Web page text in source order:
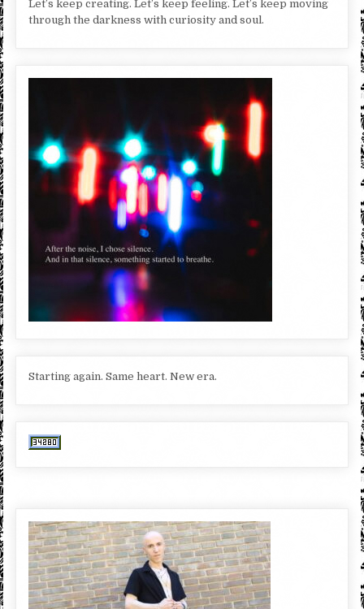
Let’s keep creating. Let’s keep feeling. Let’s keep moving
through the darkness with curiosity and soul.
Starting again. Same heart. New era.